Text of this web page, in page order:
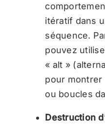
itératif dans
séquence.
pouvez
« alt »
pour
ou boucles
Destruction